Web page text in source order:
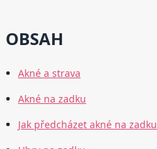
OBSAH
Akné a strava
Akné na zadku
Jak předcházet akné na zadku